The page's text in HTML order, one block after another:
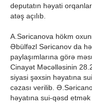
deputatın həyati
atəş açılıb.
A.Səricanova hökm
Əbülfəzl Səricanov da
paylaşımlarına görə
Cinayət Məcəlləsinin
siyasi şəxsin həyatına
cəzası verilib.
həyatına sui-qəsd etmək